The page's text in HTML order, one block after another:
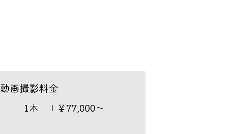
​動画撮影料金
1本 ＋￥77,000〜